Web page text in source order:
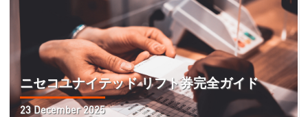
ニセコユナイテッド リフト券完全ガイド
23 December 2025